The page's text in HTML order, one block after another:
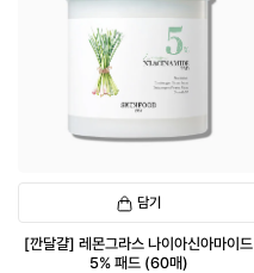
담기
[깐달걀] 레몬그라스 나이아신아마이드
5% 패드 (60매)